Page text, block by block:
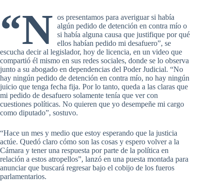
“N os presentamos para averiguar si había
algún pedido de detención en contra mío o
si había alguna causa que justifique por qué
ellos habían pedido mi desafuero”, se
escucha decir al legislador, hoy de licencia, en un video que
compartió él mismo en sus redes sociales, donde se lo observa
junto a su abogado en dependencias del Poder Judicial. “No
hay ningún pedido de detención en contra mío, no hay ningún
juicio que tenga fecha fija. Por lo tanto, queda a las claras que
mi pedido de desafuero solamente tenía que ver con
cuestiones políticas. No quieren que yo desempeñe mi cargo
como diputado”, sostuvo.
“Hace un mes y medio que estoy esperando que la justicia
actúe. Quedó claro cómo son las cosas y espero volver a la
Cámara y tener una respuesta por parte de la política en
relación a estos atropellos”, lanzó en una puesta montada para
anunciar que buscará regresar bajo el cobijo de los fueros
parlamentarios.